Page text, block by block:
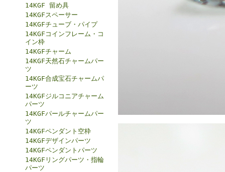
14KGF 留め具
14KGFスペーサー
14KGFチューブ・パイプ
14KGFコインフレーム・コ
イン枠
14KGFチャーム
14KGF天然石チャームパー
ツ
14KGF合成宝石チャームパ
ーツ
14KGFジルコニアチャーム
パーツ
14KGFパールチャームパー
ツ
14KGFペンダント空枠
14KGFデザインパーツ
14KGFペンダントパーツ
14KGFリングパーツ・指輪
パーツ